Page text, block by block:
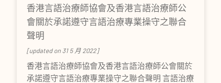
香港言語治療師協會及香港言語治療師公
會關於承諾遵守言語治療專業操守之聯合
聲明
[updated on 31 5 月 2022]
香港言語治療師協會及香港言語治療師公會關於
承諾遵守言語治療專業操守之聯合聲明 言語治療